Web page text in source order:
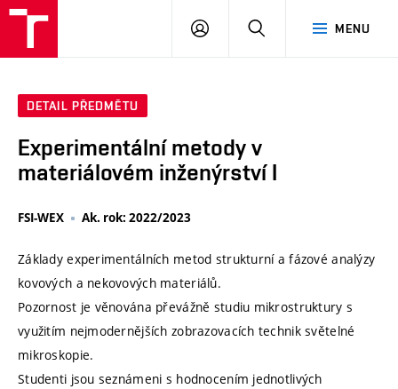
MENU
PŘIHLÁSIT
DETAIL PŘEDMĚTU
Experimentální metody v
materiálovém inženýrství I
FSI-WEX Ak. rok: 2022/2023
Základy experimentálních metod strukturní a fázové analýzy
kovových a nekovových materiálů.
Pozornost je věnována převážně studiu mikrostruktury s
využitím nejmodernějších zobrazovacích technik světelné
mikroskopie.
Studenti jsou seznámeni s hodnocením jednotlivých